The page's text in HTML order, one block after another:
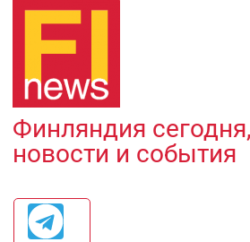
Финляндия
новости и события